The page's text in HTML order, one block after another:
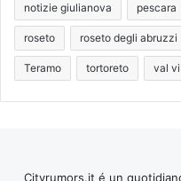
notizie giulianova pescara
roseto roseto degli abruzzi
Teramo tortoreto val
Cityrumors.it é un